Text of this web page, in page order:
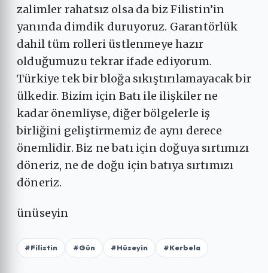
zalimler rahatsız olsa da biz Filistin’in
yanında dimdik duruyoruz. Garantörlük
dahil tüm rolleri üstlenmeye hazır
olduğumuzu tekrar ifade ediyorum.
Türkiye tek bir bloğa sıkıştırılamayacak bir
ülkedir. Bizim için Batı ile ilişkiler ne
kadar önemliyse, diğer bölgelerle iş
birliğini geliştirmemiz de aynı derece
önemlidir. Biz ne batı için doğuya sırtımızı
döneriz, ne de doğu için batıya sırtımızı
döneriz.
ünüseyin
#Filistin #Gün #Hüseyin #Kerbela